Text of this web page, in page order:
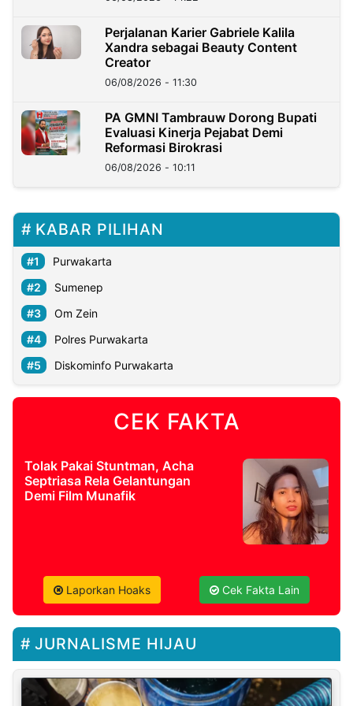
Perjalanan Karier Gabriele Kalila
Xandra sebagai Beauty Content
Creator
06/08/2026 - 11:30
PA GMNI Tambrauw Dorong Bupati
Evaluasi Kinerja Pejabat Demi
Reformasi Birokrasi
06/08/2026 - 10:11
KABAR PILIHAN
Purwakarta
Sumenep
Om Zein
Polres Purwakarta
Diskominfo Purwakarta
CEK FAKTA
Tolak Pakai Stuntman, Acha
Septriasa Rela Gelantungan
Demi Film Munafik
Laporkan Hoaks Cek Fakta Lain
JURNALISME HIJAU